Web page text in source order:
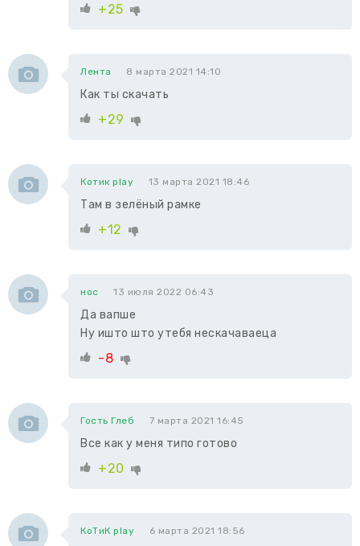
+25
Лента 8 марта 2021 14:10
Как ты скачать
+29
Котик play 13 марта 2021 18:46
Там в зелёный рамке
+12
нос 13 июля 2022 06:43
Да вапше
Ну ишто што утебя нескачаваеца
-8
Гость Глеб 7 марта 2021 16:45
Все как у меня типо готово
+20
КоТиК play 6 марта 2021 18:56